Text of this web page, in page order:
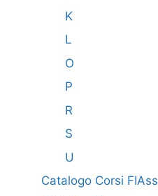
K
L
O
P
R
S
U
Catalogo Corsi FIAss